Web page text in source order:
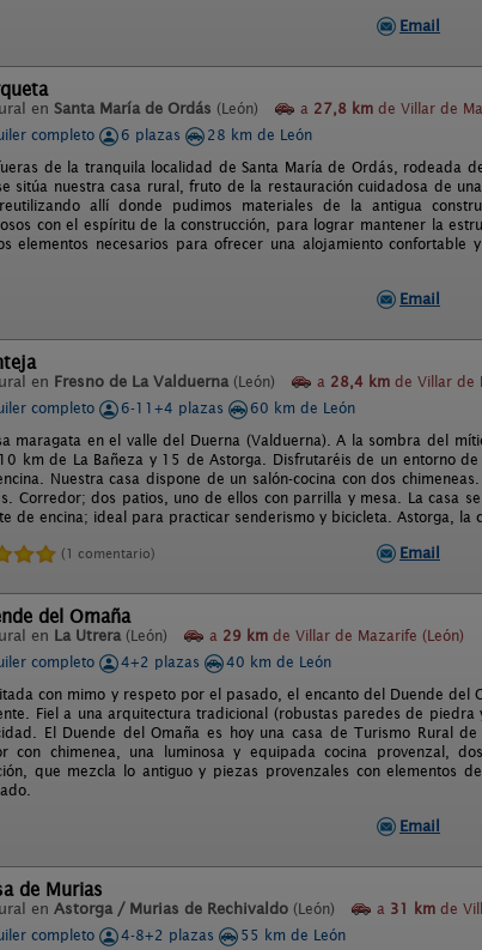
Email
en Santa María de Ordás (León) a 27,8 km de Villar de
completo
6 plazas
28 km de León
de la tranquila localidad de Santa María de Ordás, rodeada
sitúa nuestra casa rural, fruto de la restauración cuidadosa de
allí donde pudimos materiales de la antigua
con el espíritu de la construcción, para lograr mantener la
elementos necesarios para ofrecer una alojamiento
Email
en Fresno de La Valduerna (León) a 28,4 km de Villar de
completo
6-11+4 plazas
60 km de León
maragata en el valle del Duerna (Valduerna). A la sombra del
km de La Bañeza y 15 de Astorga. Disfrutaréis de un entorno
Nuestra casa dispone de un salón-cocina con dos
Corredor; dos patios, uno de ellos con parrilla y mesa. La casa
de encina; ideal para practicar senderismo y bicicleta. Astorga, la
(1 comentario) Email
del Omaña
en La Utrera (León) a 29 km de Villar de Mazarife (León)
completo
4+2 plazas
40 km de León
con mimo y respeto por el pasado, el encanto del Duende
Fiel a una arquitectura tradicional (robustas paredes de
El Duende del Omaña es hoy una casa de Turismo Rural
con chimenea, una luminosa y equipada cocina provenzal,
que mezcla lo antiguo y piezas provenzales con elementos
Email
de Murias
en Astorga / Murias de Rechivaldo (León) a 31 km de
completo
4-8+2 plazas
55 km de León